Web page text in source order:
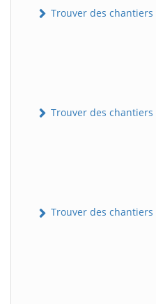
Trouver des
Trouver des chantiers
Trouver des chantiers